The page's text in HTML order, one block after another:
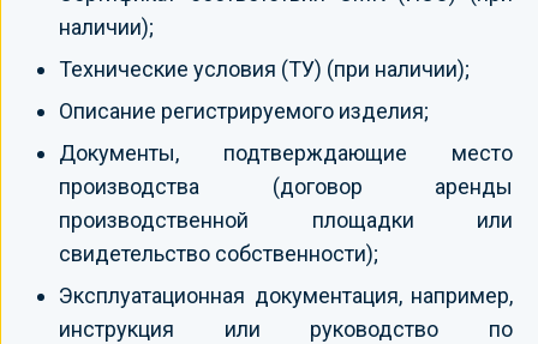
наличии);
Технические условия (ТУ) (при наличии);
Описание регистрируемого изделия;
Документы, подтверждающие место
производства (договор аренды
производственной площадки или
свидетельство собственности);
Эксплуатационная документация, например,
инструкция или руководство по